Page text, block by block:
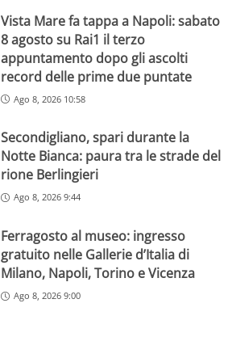
Vista Mare fa tappa a Napoli: sabato
8 agosto su Rai1 il terzo
appuntamento dopo gli ascolti
record delle prime due puntate
Ago 8, 2026 10:58
Secondigliano, spari durante la
Notte Bianca: paura tra le strade del
rione Berlingieri
Ago 8, 2026 9:44
Ferragosto al museo: ingresso
gratuito nelle Gallerie d’Italia di
Milano, Napoli, Torino e Vicenza
Ago 8, 2026 9:00